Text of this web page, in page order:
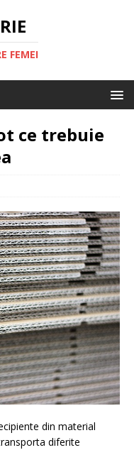
FEMEI
ce trebuie
din material
diferite